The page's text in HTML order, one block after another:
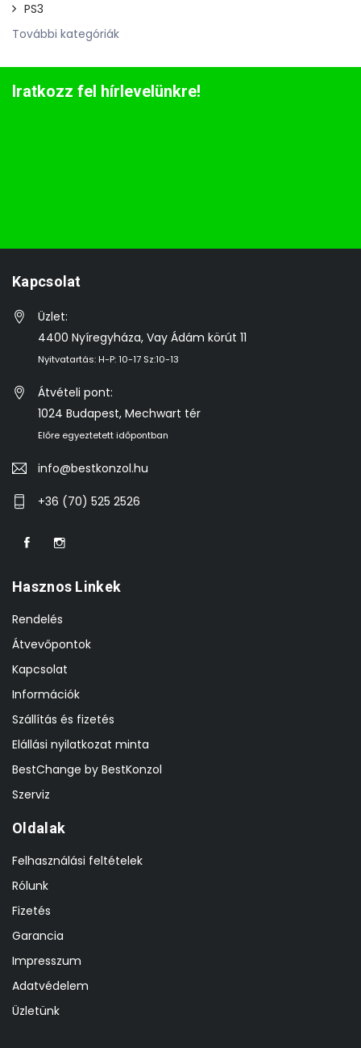
PS3
További kategóriák
Iratkozz fel hírlevelünkre!
Kapcsolat
Üzlet:
4400 Nyíregyháza, Vay Ádám körút 11
Nyitvatartás: H-P: 10-17 Sz:10-13
Átvételi pont:
1024 Budapest, Mechwart tér
Előre egyeztetett időpontban
info@bestkonzol.hu
+36 (70) 525 2526
Hasznos Linkek
Rendelés
Átvevőpontok
Kapcsolat
Információk
Szállítás és fizetés
Elállási nyilatkozat minta
BestChange by BestKonzol
Szerviz
Oldalak
Felhasználási feltételek
Rólunk
Fizetés
Garancia
Impresszum
Adatvédelem
Üzletünk